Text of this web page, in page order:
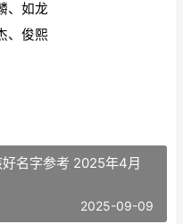
、如龙
、俊熙
名字参考 2025年4月
2025-09-09